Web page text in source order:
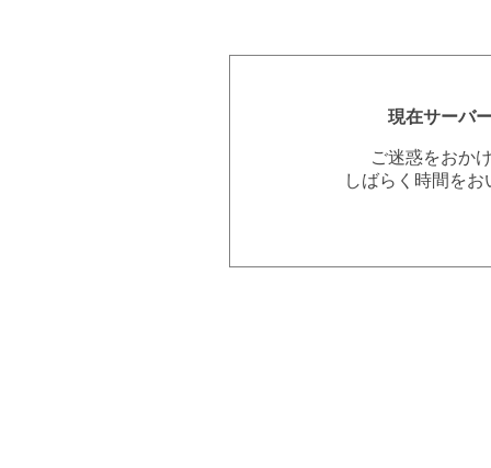
現在サーバ
ご迷惑をおか
しばらく時間を